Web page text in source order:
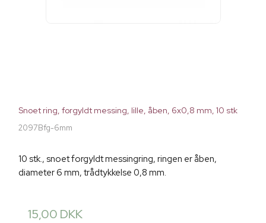
Snoet ring, forgyldt messing, lille, åben, 6x0,8 mm, 10 stk
2097Bfg-6mm
10 stk., snoet forgyldt messingring, ringen er åben,
diameter 6 mm, trådtykkelse 0,8 mm.
15,00 DKK